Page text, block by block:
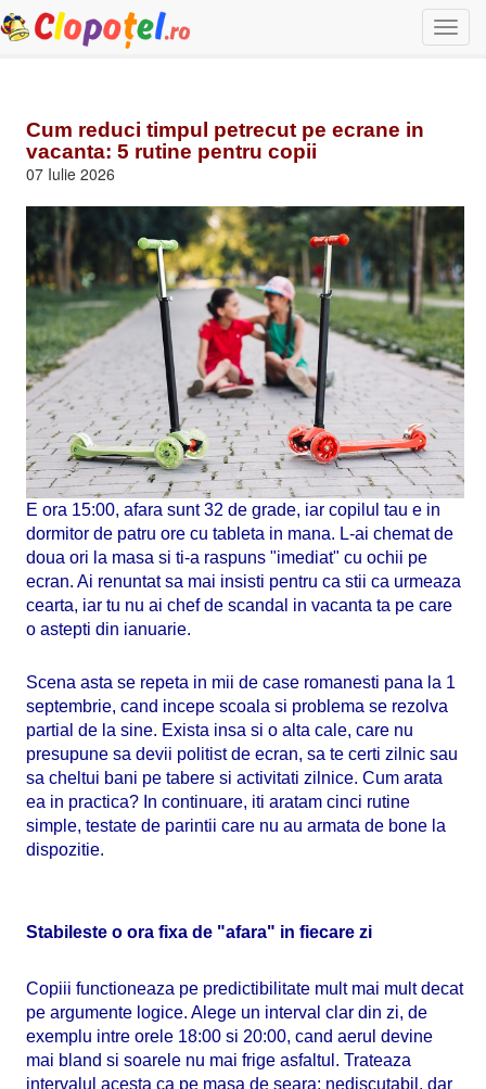
Cum reduci timpul petrecut pe ecrane in
vacanta: 5 rutine pentru copii
07 Iulie 2026
E ora 15:00, afara sunt 32 de grade, iar copilul tau e in
dormitor de patru ore cu tableta in mana. L-ai chemat de
doua ori la masa si ti-a raspuns "imediat" cu ochii pe
ecran. Ai renuntat sa mai insisti pentru ca stii ca urmeaza
cearta, iar tu nu ai chef de scandal in vacanta ta pe care
o astepti din ianuarie.
Scena asta se repeta in mii de case romanesti pana la 1
septembrie, cand incepe scoala si problema se rezolva
partial de la sine. Exista insa si o alta cale, care nu
presupune sa devii politist de ecran, sa te certi zilnic sau
sa cheltui bani pe tabere si activitati zilnice. Cum arata
ea in practica? In continuare, iti aratam cinci rutine
simple, testate de parintii care nu au armata de bone la
dispozitie.
Stabileste o ora fixa de "afara" in fiecare zi
Copiii functioneaza pe predictibilitate mult mai mult decat
pe argumente logice. Alege un interval clar din zi, de
exemplu intre orele 18:00 si 20:00, cand aerul devine
mai bland si soarele nu mai frige asfaltul. Trateaza
intervalul acesta ca pe masa de seara: nediscutabil, dar